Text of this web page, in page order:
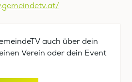
auch über dein
Verein oder dein Event